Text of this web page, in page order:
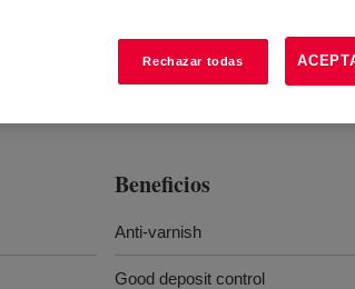
Beneficios
Anti-varnish
Good deposit control
Rechazar todas